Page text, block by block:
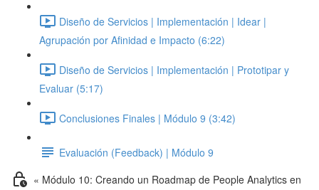
Diseño de Servicios | Implementación | Idear |
Agrupación por Afinidad e Impacto (6:22)
Diseño de Servicios | Implementación | Prototipar y
Evaluar (5:17)
Conclusiones Finales | Módulo 9 (3:42)
Evaluación (Feedback) | Módulo 9
« Módulo 10: Creando un Roadmap de People Analytics en